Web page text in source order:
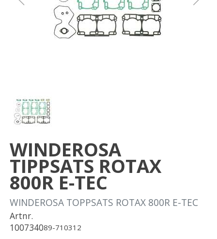
WINDEROSA
TIPPSATS ROTAX
800R E-TEC
WINDEROSA TOPPSATS ROTAX 800R E-TEC
Artnr.
100734089-710312